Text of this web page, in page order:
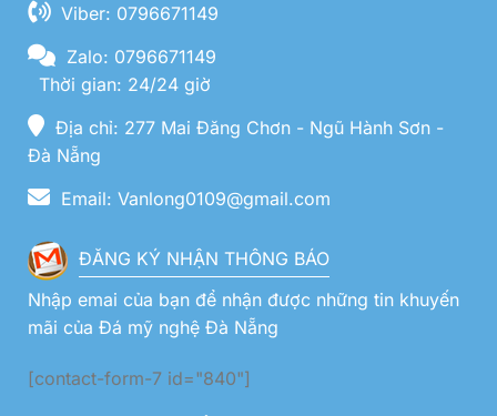
Viber: 0796671149
Zalo: 0796671149
Thời gian: 24/24 giờ
Địa chỉ: 277 Mai Đăng Chơn - Ngũ Hành Sơn -
Đà Nẵng
Email: Vanlong0109@gmail.com
ĐĂNG KÝ NHẬN THÔNG BÁO
Nhập emai của bạn để nhận được những tin khuyến
mãi của Đá mỹ nghệ Đà Nẵng
[contact-form-7 id="840"]